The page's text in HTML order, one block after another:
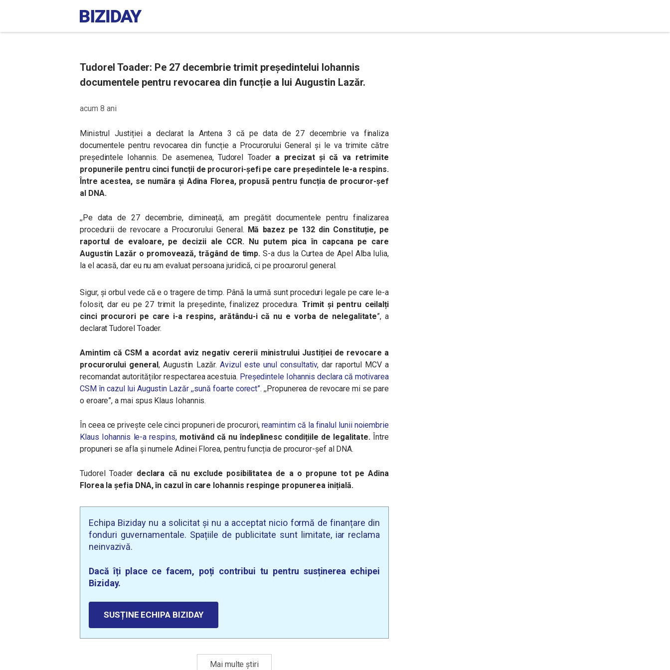
Tudorel Toader: Pe 27 decembrie trimit președintelui Iohannis
documentele pentru revocarea din funcție a lui Augustin Lazăr.
acum 8 ani
Ministrul Justiției a declarat la Antena 3 că pe data de 27 decembrie va finaliza
documentele pentru revocarea din funcție a Procurorului General și le va trimite către
președintele Iohannis. De asemenea, Tudorel Toader a precizat și că va retrimite
propunerile pentru cinci funcții de procurori-șefi pe care președintele le-a respins.
Între acestea, se număra și Adina Florea, propusă pentru funcția de procuror-șef
al DNA.
,,Pe data de 27 decembrie, dimineață, am pregătit documentele pentru finalizarea
procedurii de revocare a Procurorului General. Mă bazez pe 132 din Constituție, pe
raportul de evaloare, pe decizii ale CCR. Nu putem pica în capcana pe care
Augustin Lazăr o promovează, trăgând de timp. S-a dus la Curtea de Apel Alba Iulia,
la el acasă, dar eu nu am evaluat persoana juridică, ci pe procurorul general.
Sigur, și orbul vede că e o tragere de timp. Până la urmă sunt proceduri legale pe care le-a
folosit, dar eu pe 27 trimit la președinte, finalizez procedura. Trimit și pentru ceilalți
cinci procurori pe care i-a respins, arătându-i că nu e vorba de nelegalitate”, a
declarat Tudorel Toader.
Amintim că CSM a acordat aviz negativ cererii ministrului Justiției de revocare a
procurorului general, Augustin Lazăr. Avizul este unul consultativ, dar raportul MCV a
recomandat autorităților respectarea acestuia. Președintele Iohannis declara că motivarea
CSM în cazul lui Augustin Lazăr ,,sună foarte corect”. ,,Propunerea de revocare mi se pare
o eroare”, a mai spus Klaus Iohannis.
În ceea ce privește cele cinci propuneri de procurori, reamintim că la finalul lunii noiembrie
Klaus Iohannis le-a respins, motivând că nu îndeplinesc condițiile de legalitate. Între
propuneri se afla și numele Adinei Florea, pentru funcția de procuror-șef al DNA.
Tudorel Toader declara că nu exclude posibilitatea de a o propune tot pe Adina
Florea la șefia DNA, în cazul în care Iohannis respinge propunerea inițială.
Echipa Biziday nu a solicitat și nu a acceptat nicio formă de finanțare din
fonduri guvernamentale. Spațiile de publicitate sunt limitate, iar reclama
neinvazivă.
Dacă îți place ce facem, poți contribui tu pentru susținerea echipei
Biziday.
SUSȚINE ECHIPA BIZIDAY
Mai multe știri